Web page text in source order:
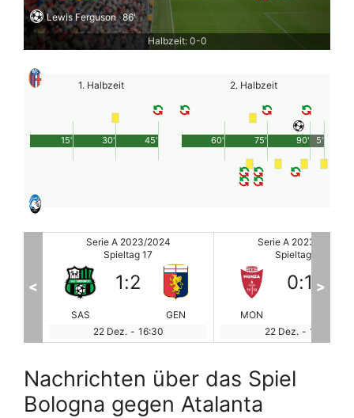
Lewis Ferguson 86'
Halbzeit: 0-0
1. Halbzeit
45'
15' 30'
2. Halbzeit
90'
60' 75' 5'
Serie A 2023/2024
Spieltag 17
MON
0:1
FLO
22 Dez. - 18:45
Serie A 2023/2024
Spieltag 17
SAL
2:2
22 Dez. - 18:45
< >
Nachrichten über das Spiel
Bologna gegen Atalanta